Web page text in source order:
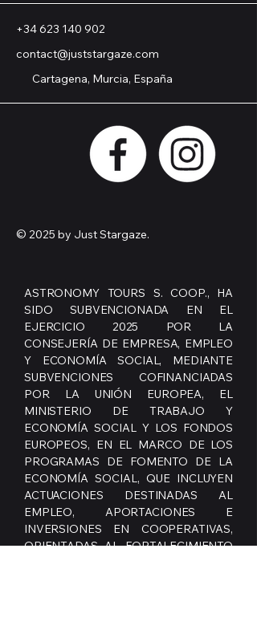
+34 623 140 902
contact@juststargaze.com
Cartagena, Murcia, España
© 2025 by Just Stargaze.
ASTRONOMY TOURS S. COOP., HA
SIDO SUBVENCIONADA EN EL
EJERCICIO 2025 POR LA
CONSEJERÍA DE EMPRESA, EMPLEO
Y ECONOMÍA SOCIAL, MEDIANTE
SUBVENCIONES COFINANCIADAS
POR LA UNIÓN EUROPEA, EL
MINISTERIO DE TRABAJO Y
ECONOMÍA SOCIAL Y LOS FONDOS
EUROPEOS, EN EL MARCO DE LOS
PROGRAMAS DE FOMENTO DE LA
ECONOMÍA SOCIAL, QUE INCLUYEN
ACTUACIONES DESTINADAS AL
EMPLEO, APORTACIONES E
INVERSIONES EN COOPERATIVAS,
ORIENTADAS AL FORTALECIMIENTO